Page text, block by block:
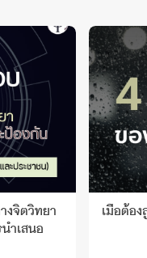
งจิตวิทยา
ำเสนอ
เมื่อต้อ